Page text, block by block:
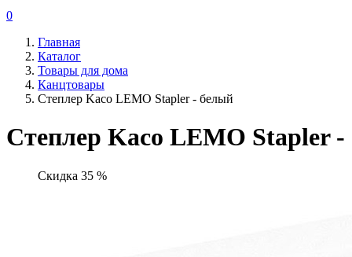
0
Главная
Каталог
Товары для дома
Канцтовары
Степлер Kaco LEMO Stapler - белый
Степлер Kaco LEMO Stapler
Скидка 35 %